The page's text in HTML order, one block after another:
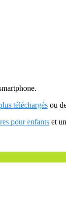
téléchargés ou
pour enfants et